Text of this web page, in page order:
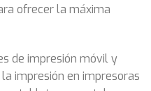
ofrecer la máxima
de impresión móvil y
impresión en impresoras